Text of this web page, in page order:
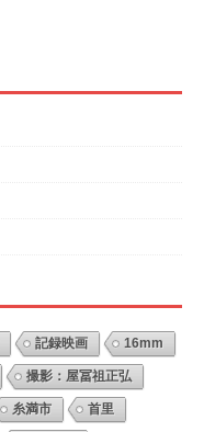
記録映画 16mm
撮影：屋冨祖正弘
糸満市 首里